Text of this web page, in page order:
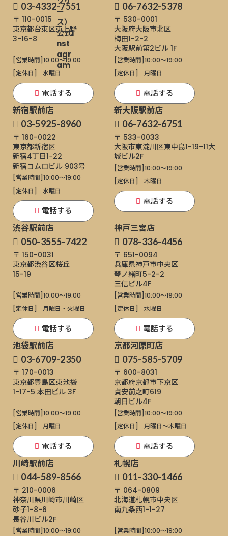
03-4332-7551
〒 110-0015
東京都台東区東上野
3-16-8
[営業時間]10:00～19:00
[定休日]
水曜日
電話する
06-7632-5378
〒 530-0001
大阪府大阪市北区
梅田1-2-2
大阪駅前第2ビル 1F
[営業時間]10:00～19:00
[定休日]
月曜日
電話する
新宿駅前店
03-5925-8960
〒 160-0022
東京都新宿区
新宿4丁目1−22
新宿コムロビル 903号
[営業時間]10:00～19:00
[定休日]
水曜日
電話する
新大阪駅前店
06-7632-6751
〒 533-0033
大阪市東淀川区東中島1-19-11大
城ビル2F
[営業時間]10:00～19:00
[定休日]
木曜日
電話する
渋谷駅前店
050-3555-7422
〒 150-0031
東京都渋谷区桜丘
15-19
[営業時間]10:00～19:00
[定休日]
月曜日・火曜日
電話する
神戸三宮店
078-336-4456
〒 651-0094
兵庫県神戸市中央区
琴ノ緒町5-2-2
三信ビル4F
[営業時間]10:00～19:00
[定休日]
水曜日
電話する
池袋駅前店
03-6709-2350
〒 170-0013
東京都豊島区東池袋
1-17-5 本田ビル 3F
[営業時間]10:00～19:00
[定休日]
月曜日
電話する
京都河原町店
075-585-5709
〒 600-8031
京都府京都市下京区
貞安前之町619
朝日ビル4F
[営業時間]10:00～19:00
[定休日]
月曜日〜木曜日
電話する
川崎駅前店
044-589-8566
〒 210-0006
神奈川県川崎市川崎区
砂子1-8-6
長谷川ビル2F
[営業時間]10:00～19:00
札幌店
011-330-1466
〒 064-0809
北海道札幌市中央区
南九条西1-1-27
[営業時間]10:00～19:00